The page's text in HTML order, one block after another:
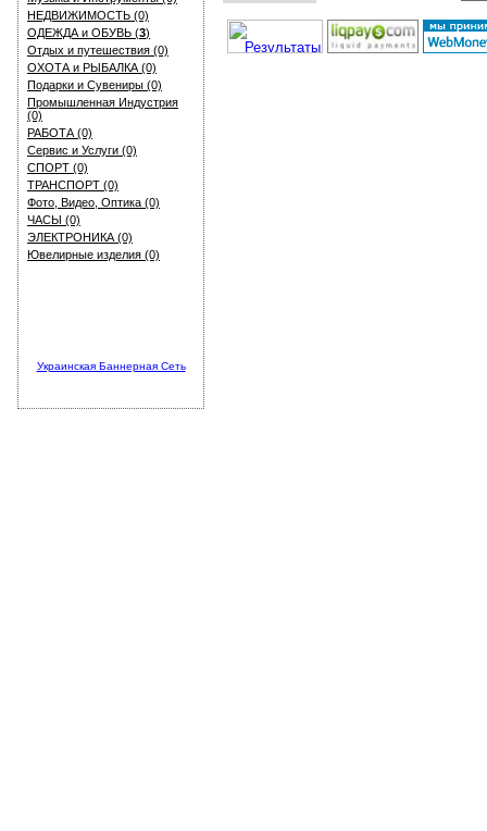
НЕДВИЖИМОСТЬ (0)
ОДЕЖДА и ОБУВЬ (3)
Отдых и путешествия (0)
ОХОТА и РЫБАЛКА (0)
Подарки и Сувениры (0)
Промышленная Индустрия
(0)
РАБОТА (0)
Сервис и Услуги (0)
СПОРТ (0)
ТРАНСПОРТ (0)
Фото, Видео, Оптика (0)
ЧАСЫ (0)
ЭЛЕКТРОНИКА (0)
Ювелирные изделия (0)
Украинская Баннерная Сеть